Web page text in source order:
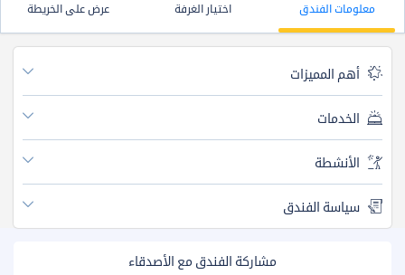
معلومات الفندق اختيار الغرفة عرض على الخريطة
أهم المميزات
الخدمات
الأنشطة
سياسة الفندق
مشاركة الفندق مع الأصدقاء